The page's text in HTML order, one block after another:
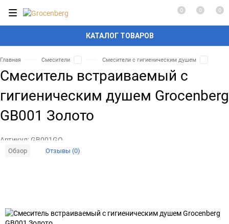
КАТАЛОГ ТОВАРОВ
0 0 0
Главная Смесители Смесители с гигиеническим душем
Смеситель встраиваемый с
гигиеническим душем Grocenberg
GB001 Золото
Артикул: GB001GO
Обзор Отзывы (0)